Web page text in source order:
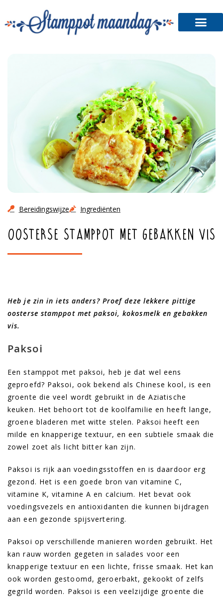
Bereidingswijze Ingrediënten
Oosterse stamppot met gebakken vis
Heb je zin in iets anders? Proef deze lekkere pittige
oosterse stamppot met paksoi, kokosmelk en gebakken
vis.
Paksoi
Een stamppot met paksoi, heb je dat wel eens
geproefd? Paksoi, ook bekend als Chinese kool, is een
groente die veel wordt gebruikt in de Aziatische
keuken. Het behoort tot de koolfamilie en heeft lange,
groene bladeren met witte stelen. Paksoi heeft een
milde en knapperige textuur, en een subtiele smaak die
zowel zoet als licht bitter kan zijn.
Paksoi is rijk aan voedingsstoffen en is daardoor erg
gezond. Het is een goede bron van vitamine C,
vitamine K, vitamine A en calcium. Het bevat ook
voedingsvezels en antioxidanten die kunnen bijdragen
aan een gezonde spijsvertering.
Paksoi op verschillende manieren worden gebruikt. Het
kan rauw worden gegeten in salades voor een
knapperige textuur en een lichte, frisse smaak. Het kan
ook worden gestoomd, geroerbakt, gekookt of zelfs
gegrild worden. Paksoi is een veelzijdige groente die